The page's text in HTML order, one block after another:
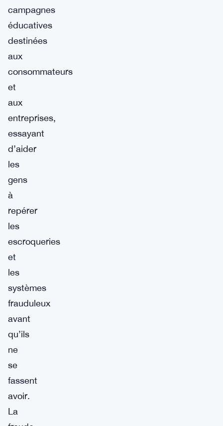
campagnes
éducatives
destinées
aux
consommateurs
et
aux
entreprises,
essayant
d’aider
les
gens
à
repérer
les
escroqueries
et
les
systèmes
frauduleux
avant
qu’ils
ne
se
fassent
avoir.
La